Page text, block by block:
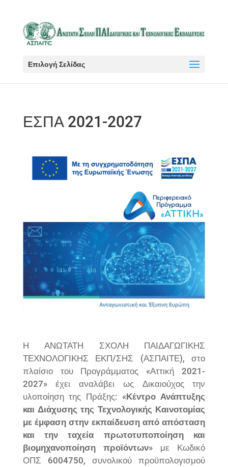
Επιλογή Σελίδας
ΕΣΠΑ 2021-2027
Η ΑΝΩΤΑΤΗ ΣΧΟΛΗ ΠΑΙΔΑΓΩΓΙΚΗΣ
ΤΕΧΝΟΛΟΓΙΚΗΣ ΕΚΠ/ΣΗΣ (ΑΣΠΑΙΤΕ), στο
πλαίσιο του Προγράμματος «Αττική 2021-
2027» έχει αναλάβει ως Δικαιούχος την
υλοποίηση της Πράξης: «Κέντρο Ανάπτυξης
και Διάχυσης της Τεχνολογικής Καινοτομίας
με έμφαση στην εκπαίδευση από απόσταση
και την ταχεία πρωτοτυποποίηση και
βιομηχανοποίηση προϊόντων» με Κωδικό
ΟΠΣ 6004750, συνολικού προϋπολογισμού